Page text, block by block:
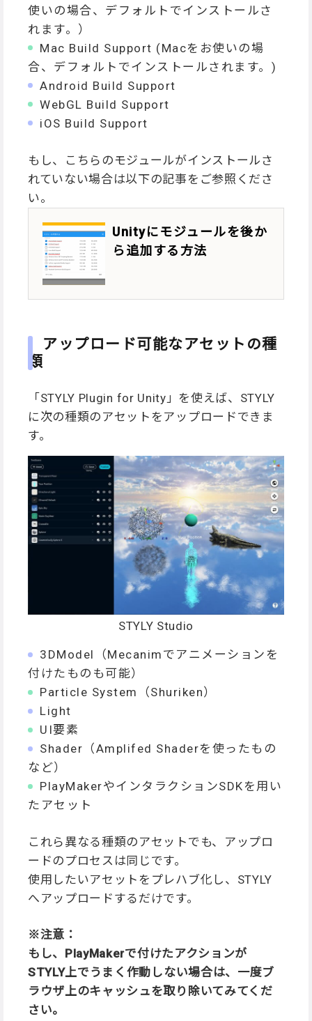
使いの場合、デフォルトでインストールさ
れます。）
Mac Build Support (Macをお使いの場
合、デフォルトでインストールされます。)
Android Build Support
WebGL Build Support
iOS Build Support
もし、こちらのモジュールがインストールさ
れていない場合は以下の記事をご参照くださ
い。
Unityにモジュールを後か
ら追加する方法
アップロード可能なアセットの種
類
「STYLY Plugin for Unity」を使えば、STYLY
に次の種類のアセットをアップロードできま
す。
STYLY Studio
3DModel（Mecanimでアニメーションを
付けたものも可能）
Particle System（Shuriken）
Light
UI要素
Shader（Amplifed Shaderを使ったもの
など）
PlayMakerやインタラクションSDKを用い
たアセット
これら異なる種類のアセットでも、アップロ
ードのプロセスは同じです。
使用したいアセットをプレハブ化し、STYLY
へアップロードするだけです。
※注意：
もし、PlayMakerで付けたアクションが
STYLY上でうまく作動しない場合は、一度ブ
ラウザ上のキャッシュを取り除いてみてくだ
さい。